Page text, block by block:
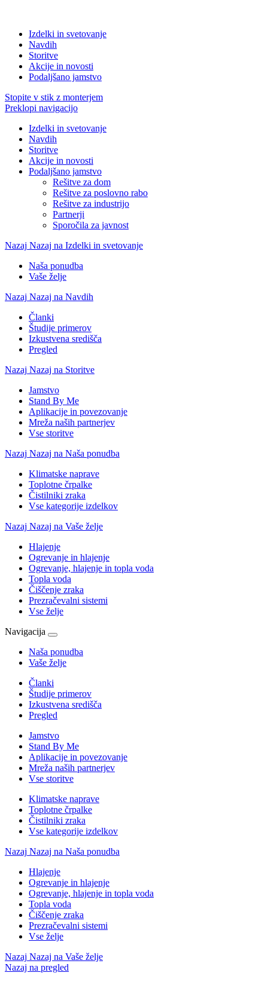
Izdelki in svetovanje
Navdih
Storitve
Akcije in novosti
Podaljšano jamstvo
Stopite v stik z monterjem
Preklopi navigacijo
Izdelki in svetovanje
Navdih
Storitve
Akcije in novosti
Podaljšano jamstvo
Rešitve za dom
Rešitve za poslovno rabo
Rešitve za industrijo
Partnerji
Sporočila za javnost
Nazaj Nazaj na Izdelki in svetovanje
Naša ponudba
Vaše želje
Nazaj Nazaj na Navdih
Članki
Študije primerov
Izkustvena središča
Pregled
Nazaj Nazaj na Storitve
Jamstvo
Stand By Me
Aplikacije in povezovanje
Mreža naših partnerjev
Vse storitve
Nazaj Nazaj na Naša ponudba
Klimatske naprave
Toplotne črpalke
Čistilniki zraka
Vse kategorije izdelkov
Nazaj Nazaj na Vaše želje
Hlajenje
Ogrevanje in hlajenje
Ogrevanje, hlajenje in topla voda
Topla voda
Čiščenje zraka
Prezračevalni sistemi
Vse želje
Navigacija
Naša ponudba
Vaše želje
Članki
Študije primerov
Izkustvena središča
Pregled
Jamstvo
Stand By Me
Aplikacije in povezovanje
Mreža naših partnerjev
Vse storitve
Klimatske naprave
Toplotne črpalke
Čistilniki zraka
Vse kategorije izdelkov
Nazaj Nazaj na Naša ponudba
Hlajenje
Ogrevanje in hlajenje
Ogrevanje, hlajenje in topla voda
Topla voda
Čiščenje zraka
Prezračevalni sistemi
Vse želje
Nazaj Nazaj na Vaše želje
Nazaj na pregled